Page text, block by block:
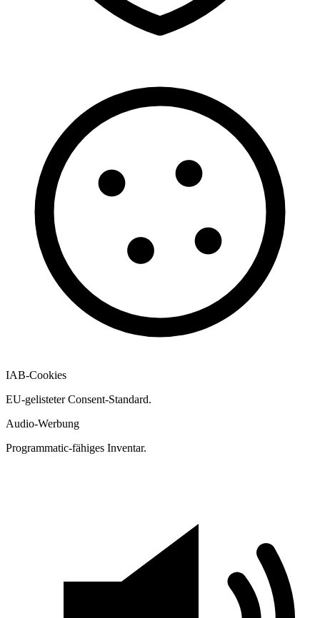
IAB-Cookies
EU-gelisteter Consent-Standard.
Audio-Werbung
Programmatic-fähiges Inventar.